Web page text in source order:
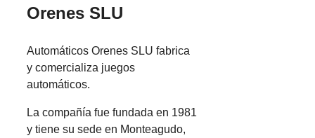
Orenes SLU
Automáticos Orenes SLU fabrica
y comercializa juegos
automáticos.
La compañía fue fundada en 1981
y tiene su sede en Monteagudo,